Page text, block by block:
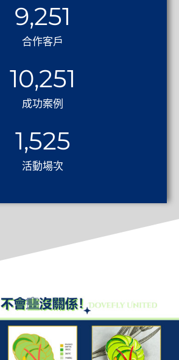
合作客戶
9,251
成功案例
10,251
活動場次
1,525